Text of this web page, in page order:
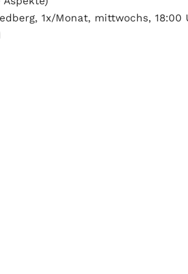
1x/Monat, mittwochs, 18:00